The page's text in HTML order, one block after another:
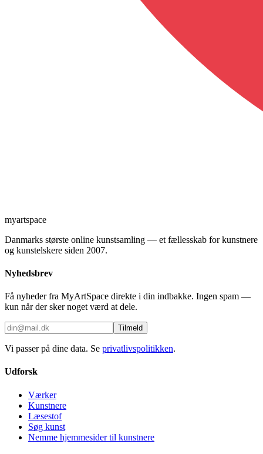
myartspace
Danmarks største online kunstsamling — et fællesskab for kunstnere
og kunstelskere siden 2007.
Nyhedsbrev
Få nyheder fra MyArtSpace direkte i din indbakke. Ingen spam —
kun når der sker noget værd at dele.
Tilmeld
Vi passer på dine data. Se privatlivspolitikken.
Udforsk
Værker
Kunstnere
Læsestof
Søg kunst
Nemme hjemmesider til kunstnere